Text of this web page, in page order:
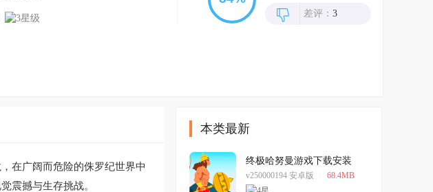
差评： 3
在广阔而危险的侏罗纪世界中
震撼与生存挑战。
本类最新
终极哈努曼游戏下载安装
v250000194 安卓版 68.4MB